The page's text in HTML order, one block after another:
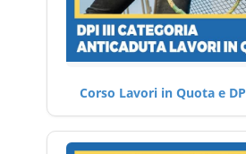
Corso Lavori in Quota e